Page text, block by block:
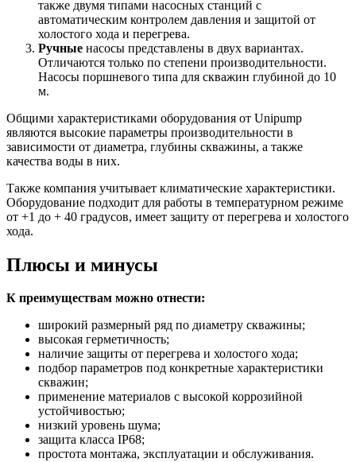
также двумя типами насосных станций с
автоматическим контролем давления и защитой от
холостого хода и перегрева.
Ручные насосы представлены в двух вариантах.
Отличаются только по степени производительности.
Насосы поршневого типа для скважин глубиной до 10
м.
Общими характеристиками оборудования от Unipump
являются высокие параметры производительности в
зависимости от диаметра, глубины скважины, а также
качества воды в них.
Также компания учитывает климатические характеристики.
Оборудование подходит для работы в температурном режиме
от +1 до + 40 градусов, имеет защиту от перегрева и холостого
хода.
Плюсы и минусы
К преимуществам можно отнести:
широкий размерный ряд по диаметру скважины;
высокая герметичность;
наличие защиты от перегрева и холостого хода;
подбор параметров под конкретные характеристики
скважин;
применение материалов с высокой коррозийной
устойчивостью;
низкий уровень шума;
защита класса IP68;
простота монтажа, эксплуатации и обслуживания.